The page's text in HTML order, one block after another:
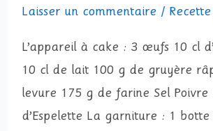
Laisser un commentaire / Recette
L’appareil à cake : 3 œufs 10 cl
10 cl de lait 100 g de gruyère
levure 175 g de farine Sel Poivre
d’Espelette La garniture : 1 botte